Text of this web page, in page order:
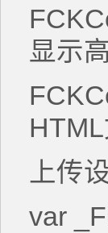
显示
上传
var